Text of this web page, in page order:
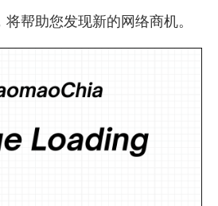
帮助您发现新的网络商机。